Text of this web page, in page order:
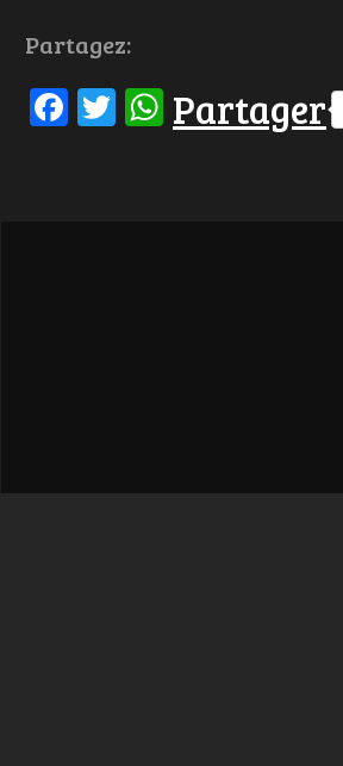
Partagez:
Facebook
Twitter
WhatsApp
Partager